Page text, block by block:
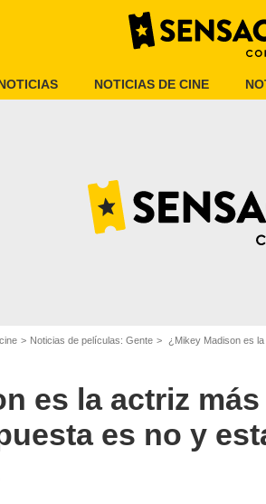
NOTICIAS DE CINE
Noticias de películas: Gente ¿Mikey Madison es la
es la actriz
es no y
Variety